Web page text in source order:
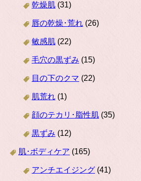
乾燥肌 (31)
唇の乾燥･荒れ (26)
敏感肌 (22)
毛穴の黒ずみ (15)
目の下のクマ (22)
肌荒れ (1)
顔のテカリ･脂性肌 (35)
黒ずみ (12)
肌･ボディケア (165)
アンチエイジング (41)